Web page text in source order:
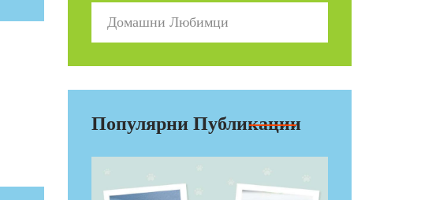
Домашни Любимци
Популярни Публикации